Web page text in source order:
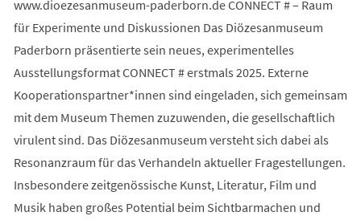
www.dioezesanmuseum-paderborn.de CONNECT # – Raum
für Experimente und Diskussionen Das Diözesanmuseum
Paderborn präsentierte sein neues, experimentelles
Ausstellungsformat CONNECT # erstmals 2025. Externe
Kooperationspartner*innen sind eingeladen, sich gemeinsam
mit dem Museum Themen zuzuwenden, die gesellschaftlich
virulent sind. Das Diözesanmuseum versteht sich dabei als
Resonanzraum für das Verhandeln aktueller Fragestellungen.
Insbesondere zeitgenössische Kunst, Literatur, Film und
Musik haben großes Potential beim Sichtbarmachen und